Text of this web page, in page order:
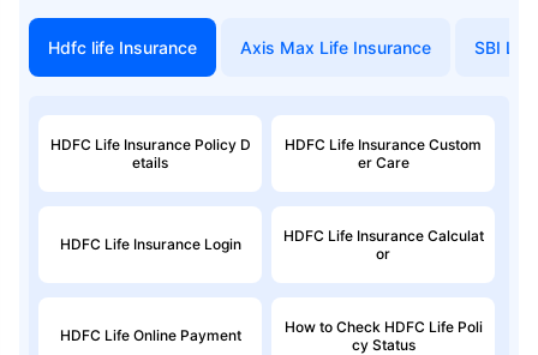
Hdfc life Insurance Axis Max Life Insurance SBI
HDFC Life Insurance Policy D
etails
HDFC Life Insurance Custom
er Care
HDFC Life Insurance Login
HDFC Life Insurance Calculat
or
HDFC Life Online Payment
How to Check HDFC Life Poli
cy Status
उम्र टर्म इंश्योरेंस प्रीमियम को
कैसे प्रभावित करती है